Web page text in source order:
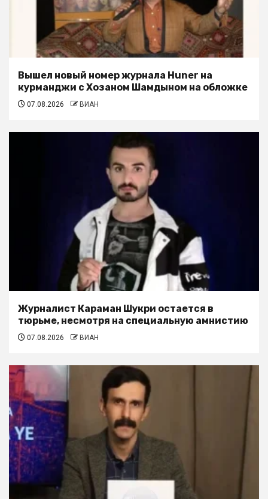
Вышел новый номер журнала Huner на
курманджи с Хозаном Шамдыном на обложке
07.08.2026 ВИАН
Журналист Караман Шукри остается в
тюрьме, несмотря на специальную амнистию
07.08.2026 ВИАН